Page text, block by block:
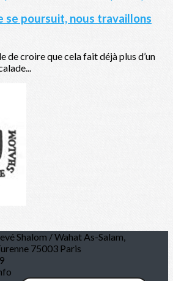
se poursuit, nous travaillons
de croire que cela fait déjà plus d’un
Shalom / Wahat As-Salam,
75003 Paris